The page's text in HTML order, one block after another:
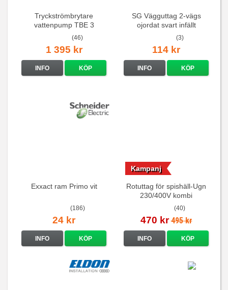
Tryckströmbrytare
vattenpump TBE 3
(46)
1 395 kr
INFO KÖP
SG Vägguttag 2-vägs
ojordat svart infällt
16A/250V
(3)
114 kr
INFO KÖP
Exxact ram Primo vit
(186)
24 kr
INFO KÖP
Rotuttag för spishäll-Ugn
230/400V kombi
(40)
Kampanj
470 kr 495 kr
INFO KÖP